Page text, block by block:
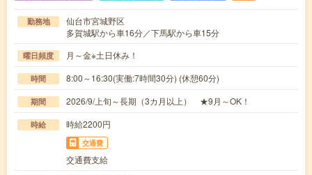
勤務地
仙台市宮城野区
多賀城駅から車16分／下馬駅から車15分
曜日頻度 月～金※土日休み！
時間 8:00～16:30(実働:7時間30分) (休憩60分)
期間 2026/9/上旬～長期（3カ月以上） ★9月～OK！
時給 時給2200円
交通費
交通費支給